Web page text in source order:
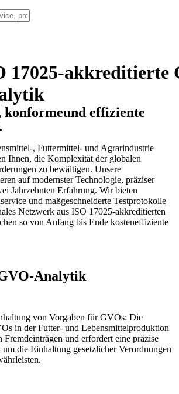
17025-akkreditierte
konformeund effiziente
, Futtermittel- und Agrarindustrie
Ihnen, die Komplexität der globalen
zu bewältigen. Unsere
auf modernster Technologie, präziser
Jahrzehnten Erfahrung. Wir bieten
und maßgeschneiderte Testprotokolle
Netzwerk aus ISO 17025-akkreditierten
so von Anfang bis Ende kosteneffiziente
Analytik
von Vorgaben für GVOs: Die
in der Futter- und Lebensmittelproduktion
Fremdeinträgen und erfordert eine präzise
die Einhaltung gesetzlicher Verordnungen